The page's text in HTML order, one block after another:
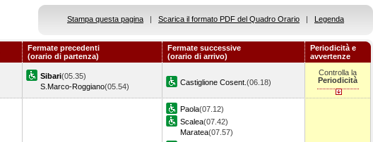
Stampa questa pagina | Scarica il formato PDF del Quadro Orario | Legenda
Fermate precedenti
(orario di partenza)
Fermate successive
(orario di arrivo)
Periodicità e
avvertenze
Sibari(05.35)
S.Marco-Roggiano(05.54) Castiglione Cosent. (06.18)
Controlla la
Periodicità
Paola(07.12)
Scalea(07.42)
Maratea(07.57)